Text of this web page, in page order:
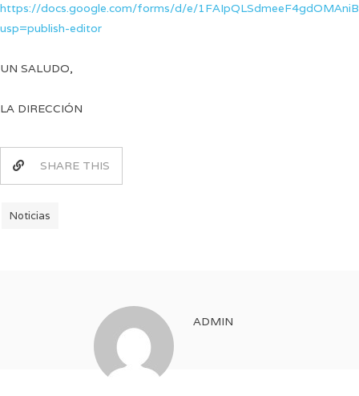
https://docs.google.com/forms/d/e/
usp=publish-editor
UN SALUDO,
LA DIRECCIÓN
SHARE THIS
Noticias
ADMIN